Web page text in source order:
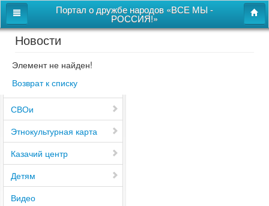
Портал о дружбе народов «ВСЕ МЫ -
РОССИЯ!»
Главная
Дом дружбы народов
Новости
СВОи
Этнокультурная карта
Казачий центр
Детям
Видео
Новости
Элемент не найден!
Возврат к списку